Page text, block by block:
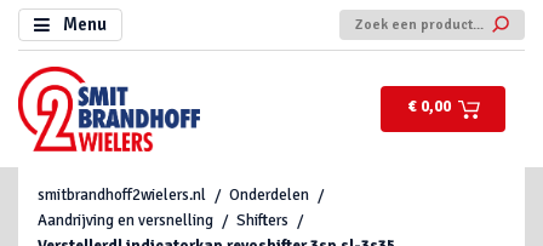
Menu
€ 0,00
smitbrandhoff2wielers.nl
Onderdelen
Aandrijving en versnelling
Shifters